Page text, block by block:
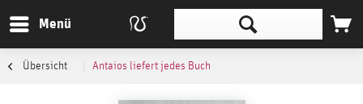
Menü
Übersicht Antaios liefert jedes Buch